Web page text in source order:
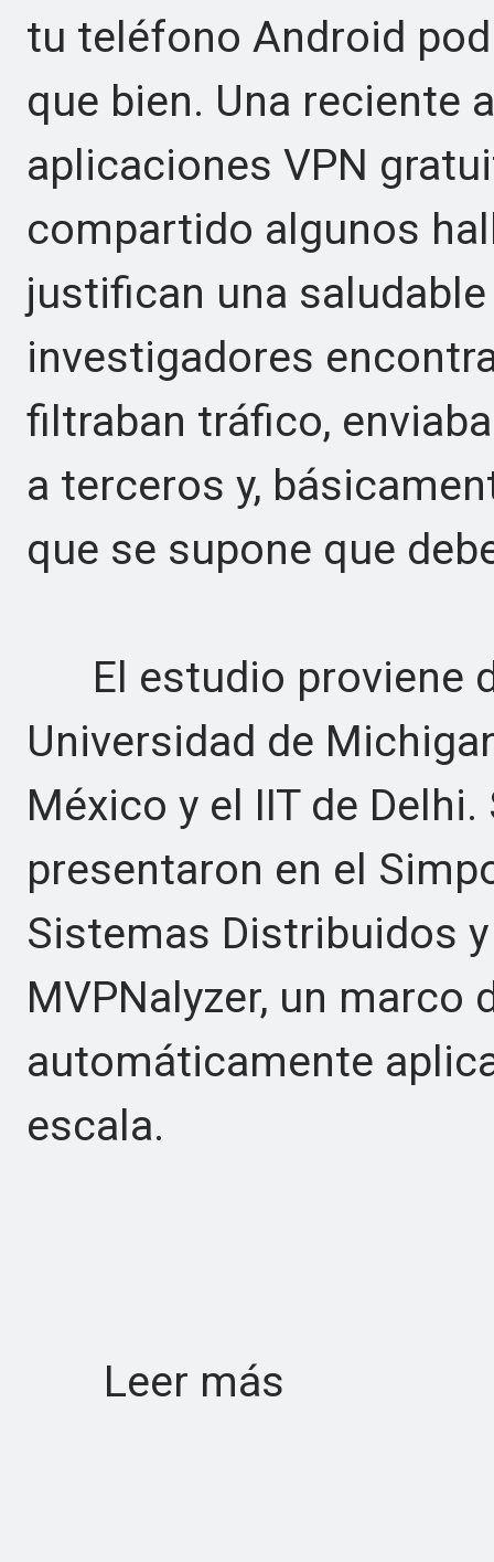
tu teléfono Android
que bien. Una reciente
aplicaciones VPN
compartido algunos
justifican una
investigadores
filtraban tráfico,
a terceros y,
que se supone que
El estudio proviene
Universidad de
México y el IIT de
presentaron en el
Sistemas Distribuidos
MVPNalyzer, un marco
automáticamente
escala.
Leer más